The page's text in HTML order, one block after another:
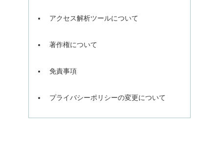
アクセス解析ツールについて
著作権について
免責事項
プライバシーポリシーの変更について